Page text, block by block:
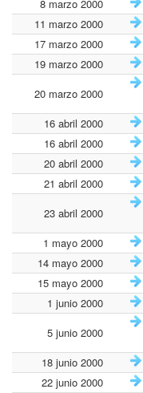
8 marzo 2000
11 marzo 2000
17 marzo 2000
19 marzo 2000
20 marzo 2000
16 abril 2000
16 abril 2000
20 abril 2000
21 abril 2000
23 abril 2000
1 mayo 2000
14 mayo 2000
15 mayo 2000
1 junio 2000
5 junio 2000
18 junio 2000
22 junio 2000